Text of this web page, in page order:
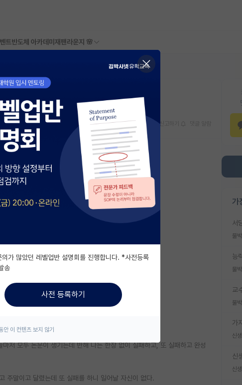
트반도체 아카데미 재팬라운지 🌸
가
스크랩 신고하기
저 모두 논문이 생기는데 반해 나는 한장 없이 실패하고, 또 실패하고 완성
주말이고 달렸는데 또 실패를 하니 일어날 자신이 없다.
의가 많았던 레벨업반 설명회를 진행합니다. *사전등록
송
사전 등록하기
안 이 컨텐츠 보지 않기